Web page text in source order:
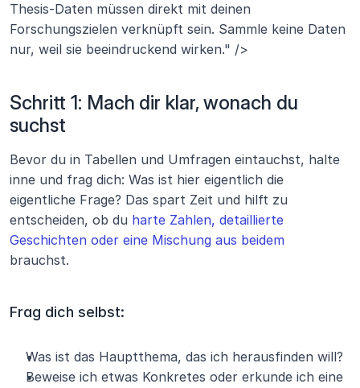
Thesis-Daten müssen direkt mit deinen
Forschungszielen verknüpft sein. Sammle keine Daten
nur, weil sie beeindruckend wirken." />
Schritt 1: Mach dir klar, wonach du
suchst
Bevor du in Tabellen und Umfragen eintauchst, halte
inne und frag dich: Was ist hier eigentlich die
eigentliche Frage? Das spart Zeit und hilft zu
entscheiden, ob du harte Zahlen, detaillierte
Geschichten oder eine Mischung aus beidem
brauchst.
Frag dich selbst:
Was ist das Hauptthema, das ich herausfinden will?
Beweise ich etwas Konkretes oder erkunde ich eine